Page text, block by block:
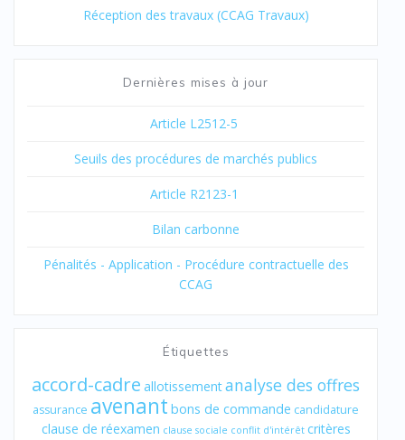
Réception des travaux (CCAG Travaux)
Dernières mises à jour
Article L2512-5
Seuils des procédures de marchés publics
Article R2123-1
Bilan carbonne
Pénalités - Application - Procédure contractuelle des
CCAG
Étiquettes
accord-cadre allotissementanalyse des offres
assurance avenant bons de commande candidature
clause de réexamen clause sociale conflit d'intérêt critères